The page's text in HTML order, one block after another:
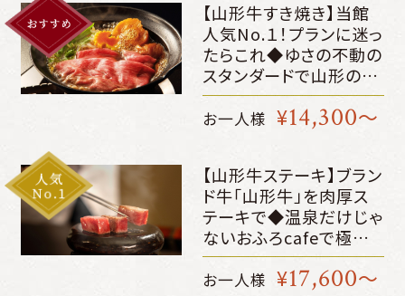
【山形牛すき焼き】当館
人気No.１！プランに迷っ
たらこれ◆ゆさの不動の
スタンダードで山形の味
覚を満喫～公式HP限定
4400円OFF＋館内利用
お一人様 ¥14,300～
【山形牛ステーキ】ブラン
ド牛「山形牛」を肉厚ス
テーキで◆温泉だけじゃ
ないおふろcafeで極上
のリラックス～公式HP
限定 4400円OFF＋館内
お一人様 ¥17,600～